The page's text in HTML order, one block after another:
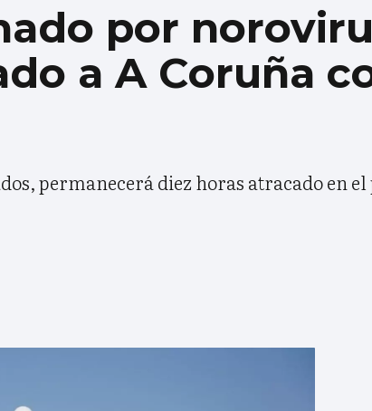
por
a A Coruña
permanecerá diez horas atracado en